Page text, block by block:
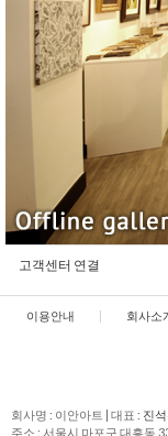
고객센터 연결
이용안내 | 회사소
회사명 : 이안아트 | 대표 : 진
주소 : 서울시 마포구 대흥동